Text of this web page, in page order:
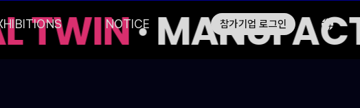
NOTICE 참가기업 로그인
TWIN·